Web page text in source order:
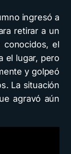
ingresó a
retirar a un
conocidos, el
el lugar, pero
y golpeó
La situación
agravó aún